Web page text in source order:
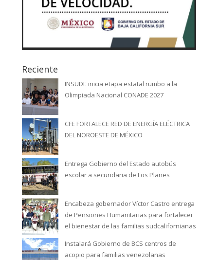
Reciente
INSUDE inicia etapa estatal rumbo a la
Olimpiada Nacional CONADE 2027
CFE FORTALECE RED DE ENERGÍA ELÉCTRICA
DEL NOROESTE DE MÉXICO
Entrega Gobierno del Estado autobús
escolar a secundaria de Los Planes
Encabeza gobernador Víctor Castro entrega
de Pensiones Humanitarias para fortalecer
el bienestar de las familias sudcalifornianas
Instalará Gobierno de BCS centros de
acopio para familias venezolanas